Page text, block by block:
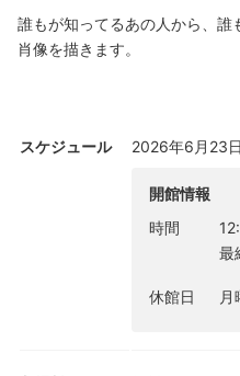
誰もが知ってるあの人から、
肖像を描きます。
スケジュール 2026年6月23
開館情報
時間
最
休館日 月